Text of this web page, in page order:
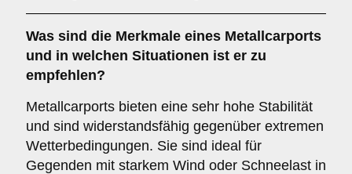
Was sind die Merkmale eines Metallcarports
und in welchen Situationen ist er zu
empfehlen?
Metallcarports bieten eine sehr hohe Stabilität
und sind widerstandsfähig gegenüber extremen
Wetterbedingungen. Sie sind ideal für
Gegenden mit starkem Wind oder Schneelast in